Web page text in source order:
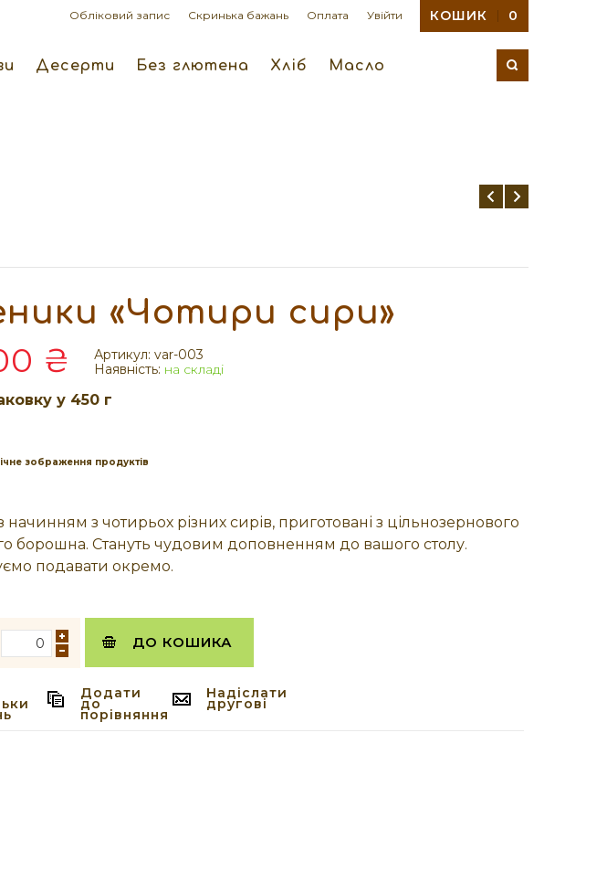
КОШИК 0
Обліковий запис Скринька бажань Оплата Увійти
Десерти Без глютена Хліб
Масло
«Чотири сири»
₴ Артикул: var-003
Наявність: на складі
у 450 г
зображення продуктів
з чотирьох різних сирів, приготовані з цільнозернового
борошна. Стануть чудовим доповненням до вашого столу.
подавати окремо.
ДО КОШИКА
Додати
до
порівняння
Надіслати
другові